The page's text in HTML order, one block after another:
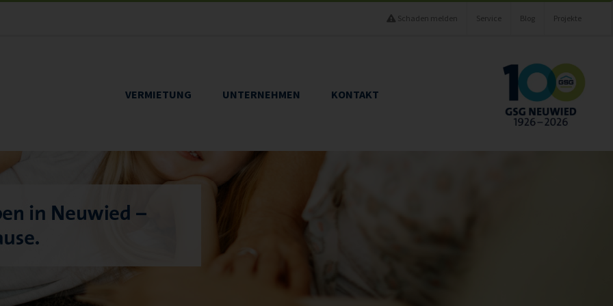
Schaden melden Service Blog Projekte
VERMIETUNG UNTERNEHMEN KONTAKT